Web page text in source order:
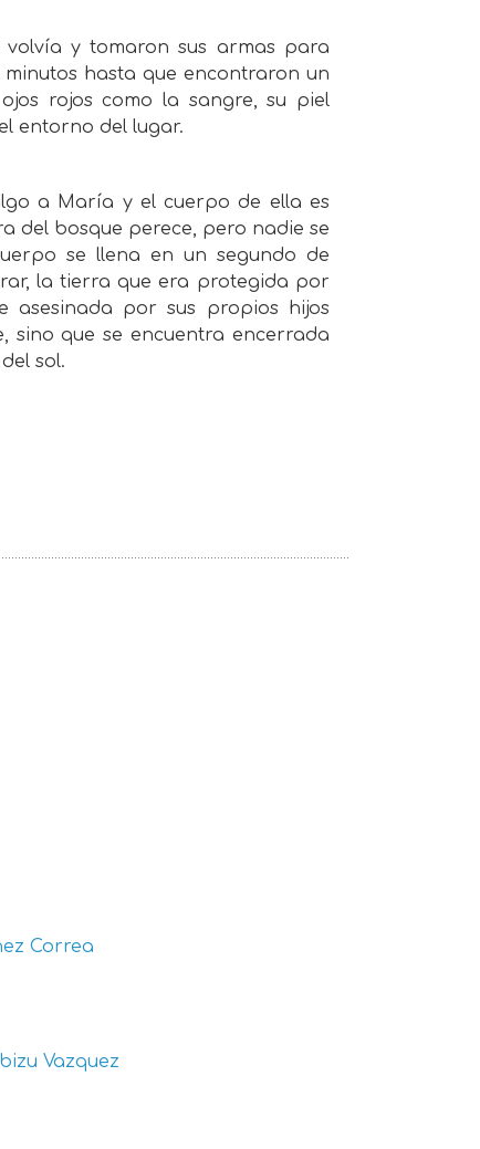
y tomaron sus armas para
hasta que encontraron un
rojos como la sangre, su piel
entorno del lugar.
a María y el cuerpo de ella es
del bosque perece, pero nadie se
se llena en un segundo de
la tierra que era protegida por
asesinada por sus propios hijos
sino que se encuentra encerrada
sol.
Correa
Vazquez